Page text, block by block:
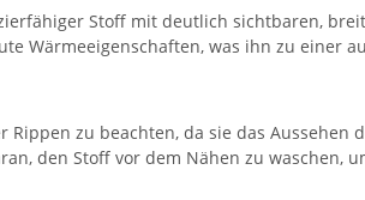
Stoff mit deutlich sichtbaren,
Wärmeeigenschaften, was ihn zu einer
zu beachten, da sie das
den Stoff vor dem Nähen zu waschen,